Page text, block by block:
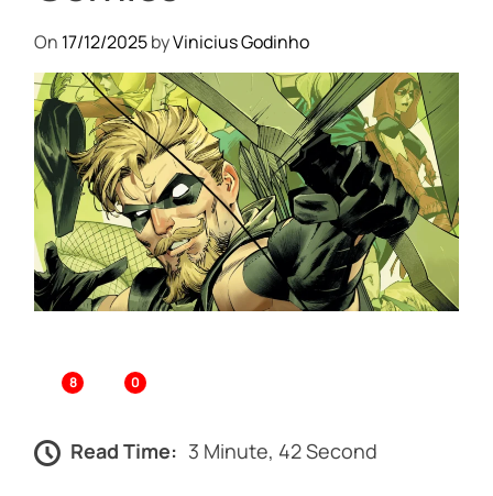
On 17/12/2025byVinicius Godinho
8 0
Read Time: 3 Minute, 42 Second